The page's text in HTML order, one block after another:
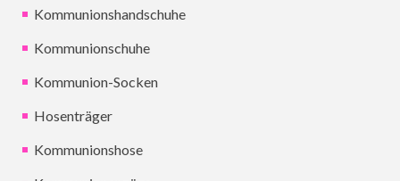
Kommunionshandschuhe
Kommunionschuhe
Kommunion-Socken
Hosenträger
Kommunionshose